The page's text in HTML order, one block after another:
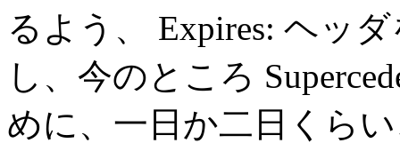
るよう、 Expires: ヘッ
し、今のところ
めに、一日か二日くら